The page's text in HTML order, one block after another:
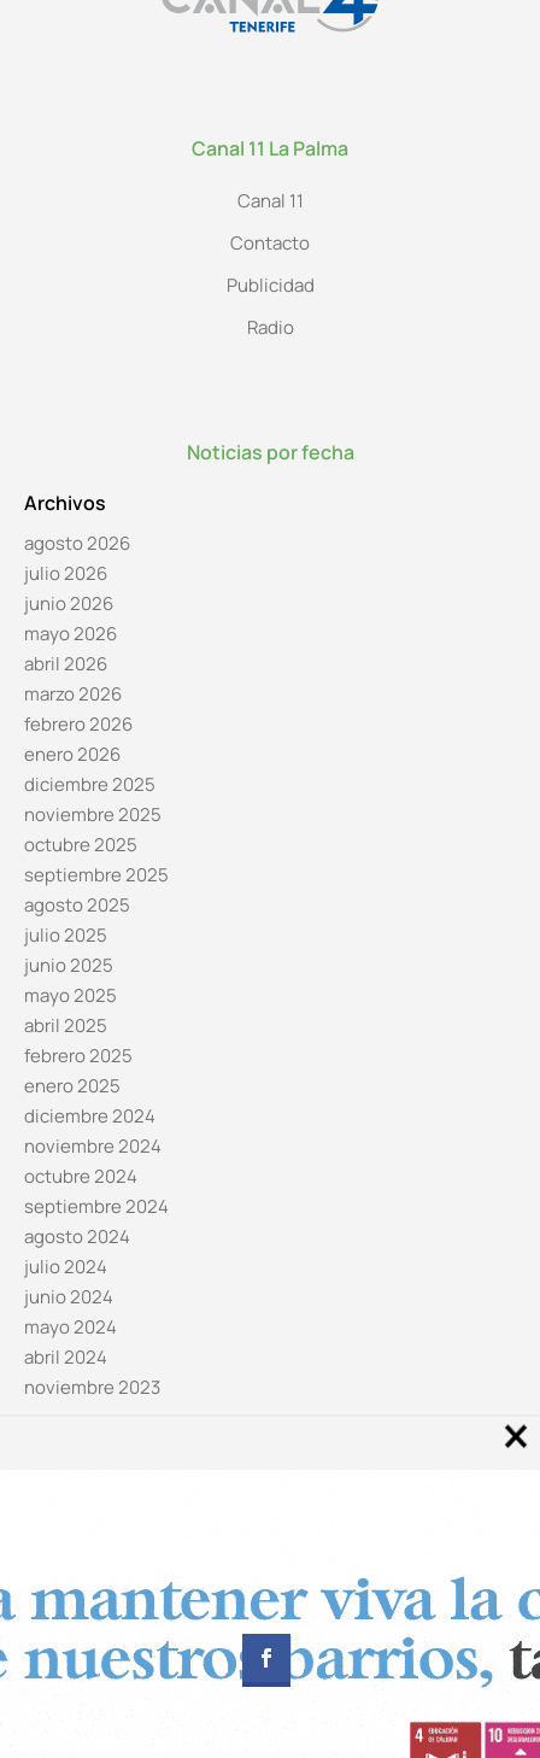
Canal 11 La Palma
Canal 11
Contacto
Publicidad
Radio
Noticias por fecha
Archivos
agosto 2026
julio 2026
junio 2026
mayo 2026
abril 2026
marzo 2026
febrero 2026
enero 2026
diciembre 2025
noviembre 2025
octubre 2025
septiembre 2025
agosto 2025
julio 2025
junio 2025
mayo 2025
abril 2025
febrero 2025
enero 2025
diciembre 2024
noviembre 2024
octubre 2024
septiembre 2024
agosto 2024
julio 2024
junio 2024
mayo 2024
abril 2024
noviembre 2023